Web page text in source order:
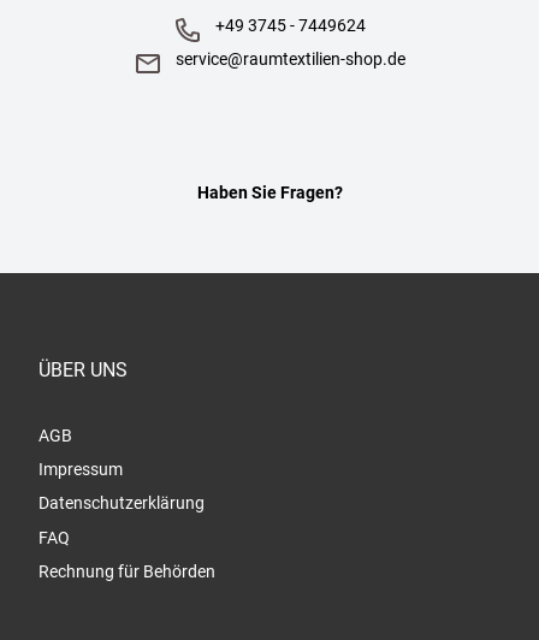
Haben Sie Fragen?
+49 3745 - 7449624
service@raumtextilien-shop.de
ÜBER UNS
AGB
Impressum
Datenschutzerklärung
FAQ
Rechnung für Behörden